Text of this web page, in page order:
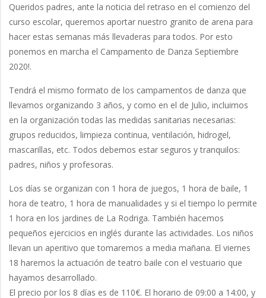
Queridos padres, ante la noticia del retraso en el comienzo del
curso escolar, queremos aportar nuestro granito de arena para
hacer estas semanas más llevaderas para todos. Por esto
ponemos en marcha el Campamento de Danza Septiembre
2020!.
Tendrá el mismo formato de los campamentos de danza que
llevamos organizando 3 años, y como en el de Julio, incluimos
en la organización todas las medidas sanitarias necesarias:
grupos reducidos, limpieza continua, ventilación, hidrogel,
mascarillas, etc. Todos debemos estar seguros y tranquilos:
padres, niños y profesoras.
Los días se organizan con 1 hora de juegos, 1 hora de baile, 1
hora de teatro, 1 hora de manualidades y si el tiempo lo permite
1 hora en los jardines de La Rodriga. También hacemos
pequeños ejercicios en inglés durante las actividades. Los niños
llevan un aperitivo que tomaremos a media mañana. El viernes
18 haremos la actuación de teatro baile con el vestuario que
hayamos desarrollado.
El precio por los 8 días es de 110€. El horario de 09:00 a 14:00, y